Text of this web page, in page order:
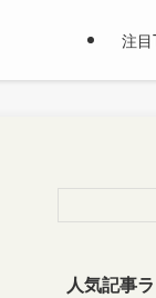
注
人気記事